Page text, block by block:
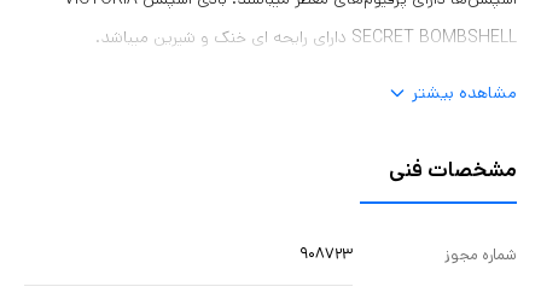
SECRET BOMBSHELL دارای رایحه ای خنک و شیرین میباشد.
مشاهده بیشتر
مشخصات فنی
شماره مجوز ۹۰۸۷۲۳